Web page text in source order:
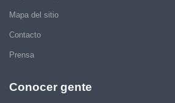
Mapa del sitio
Contacto
Prensa
Conocer gente